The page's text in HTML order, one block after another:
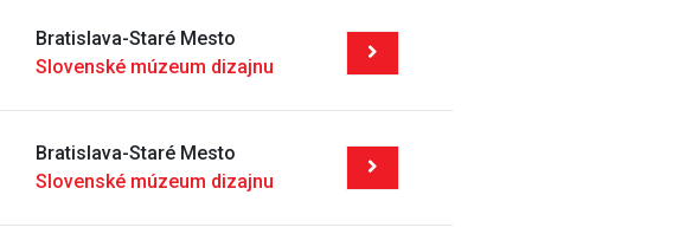
Bratislava-Staré Mesto
Slovenské múzeum dizajnu
Bratislava-Staré Mesto
Slovenské múzeum dizajnu